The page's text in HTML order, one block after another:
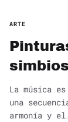
ARTE
La música
una
armonía y